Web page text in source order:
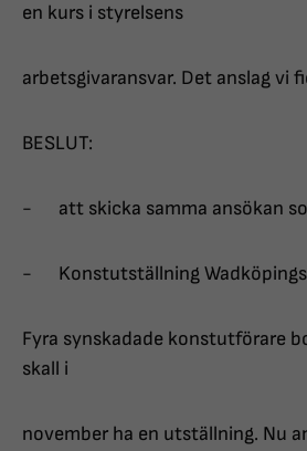
en kurs i styrelsens
arbetsgivaransvar. Det anslag vi
BESLUT:
- att skicka samma ansökan
- Konstutställning
Fyra synskadade konstutförare
skall i
november ha en utställning. Nu